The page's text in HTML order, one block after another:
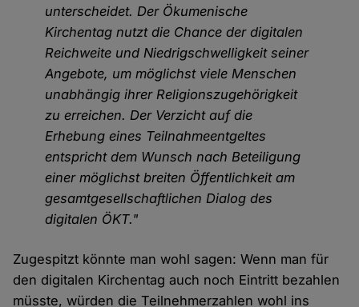
unterscheidet. Der Ökumenische
Kirchentag nutzt die Chance der digitalen
Reichweite und Niedrigschwelligkeit seiner
Angebote, um möglichst viele Menschen
unabhängig ihrer Religionszugehörigkeit
zu erreichen. Der Verzicht auf die
Erhebung eines Teilnahmeentgeltes
entspricht dem Wunsch nach Beteiligung
einer möglichst breiten Öffentlichkeit am
gesamtgesellschaftlichen Dialog des
digitalen ÖKT."
Zugespitzt könnte man wohl sagen: Wenn man für
den digitalen Kirchentag auch noch Eintritt bezahlen
müsste, würden die Teilnehmerzahlen wohl ins